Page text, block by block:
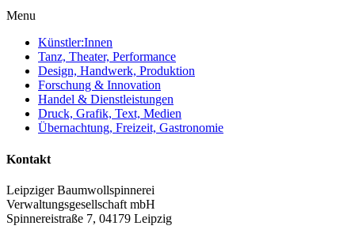
Menu
Künstler:Innen
Tanz, Theater, Performance
Design, Handwerk, Produktion
Forschung & Innovation
Handel & Dienstleistungen
Druck, Grafik, Text, Medien
Übernachtung, Freizeit, Gastronomie
Kontakt
Leipziger Baumwollspinnerei
Verwaltungsgesellschaft mbH
Spinnereistraße 7, 04179 Leipzig